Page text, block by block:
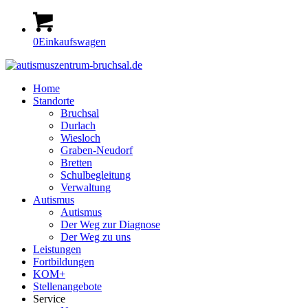
0Einkaufswagen
Home
Standorte
Bruchsal
Durlach
Wiesloch
Graben-Neudorf
Bretten
Schulbegleitung
Verwaltung
Autismus
Autismus
Der Weg zur Diagnose
Der Weg zu uns
Leistungen
Fortbildungen
KOM+
Stellenangebote
Service